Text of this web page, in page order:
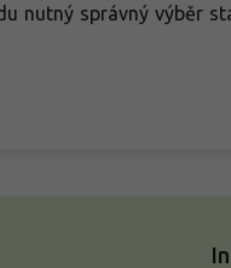
nutný správný výběr